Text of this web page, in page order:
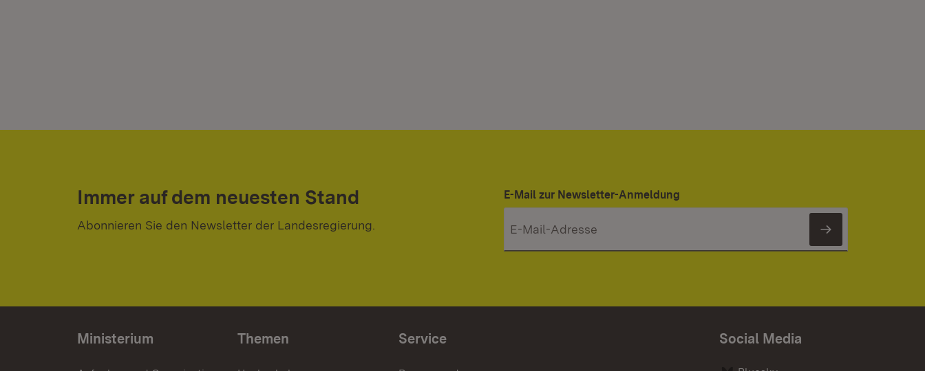
Immer auf dem neuesten Stand
Abonnieren Sie den Newsletter der Landesregierung.
E-Mail zur Newsletter-Anmeldung
Newsletter
Ministerium Themen Service Social Media